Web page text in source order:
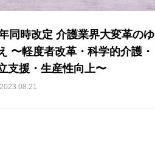
同時改定 介護業界大変革のゆ
〜軽度者改革・科学的介護・
支援・生産性向上〜
2023.08.21